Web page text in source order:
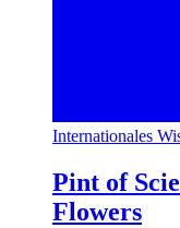
Internationales
Pint of
Flowers